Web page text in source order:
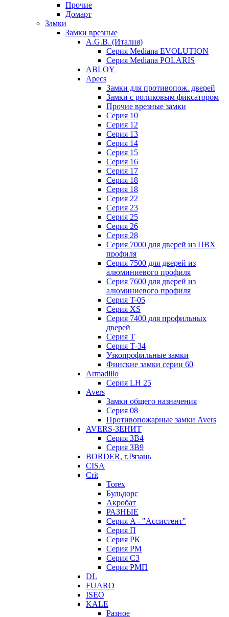
Прочие
Домарт
Замки
Замки врезные
A.G.B. (Италия)
Серия Mediana EVOLUTION
Серия Mediana POLARIS
ABLOY
Apecs
Замки для противопож. дверей
Замки с роликовым фиксатором
Прочие врезные замки
Серия 10
Серия 12
Серия 13
Серия 14
Серия 15
Серия 16
Серия 17
Серия 18
Серия 18
Серия 22
Серия 23
Серия 25
Серия 26
Серия 28
Серия 7000 для дверей из ПВХ
профиля
Серия 7500 для дверей из
алюминиевого профиля
Серия 7600 для дверей из
алюминиевого профиля
Серия T-05
Серия XS
Серия 7400 для профильных
дверей
Серия Т
Серия Т-34
Узкопрофильные замки
Финские замки серии 60
Armadillo
Серия LH 25
Avers
Замки общего назначения
Серия 08
Противопожарные замки Avers
AVERS-ЗЕНИТ
Серия ЗВ4
Серия ЗВ9
BORDER, г.Рязань
CISA
Crit
Torex
Бульдорс
Акробат
РАЗНЫЕ
Серия A - "Ассистент"
Серия П
Серия РК
Серия РМ
Серия С3
Серия РМП
DL
FUARO
ISEO
KALE
Разное